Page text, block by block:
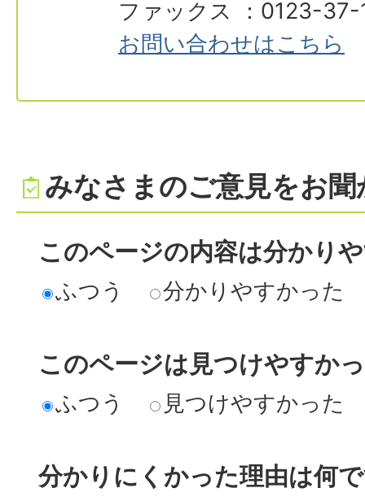
ファックス ：0123-
お問い合わせはこちら
みなさまのご意見をお
このページの内容は分かり
ふつう 分かりやすかった
このページは見つけやすか
ふつう 見つけやすかった
分かりにくかった理由は何